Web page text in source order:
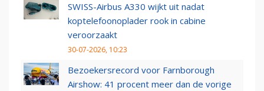
SWISS-Airbus A330 wijkt uit nadat
koptelefoonoplader rook in cabine
veroorzaakt
30-07-2026, 10:23
Bezoekersrecord voor Farnborough
Airshow: 41 procent meer dan de vorige